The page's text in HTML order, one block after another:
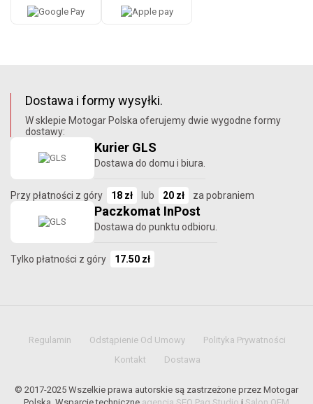
Dostawa i formy wysyłki.
W sklepie Motogar Polska oferujemy dwie wygodne formy
dostawy:
Kurier GLS
Dostawa do domu i biura.
Przy płatności z góry 18 zł lub 20 zł za pobraniem
Paczkomat InPost
Dostawa do punktu odbioru.
Tylko płatności z góry 17.50 zł
Regulamin Odstąpienie Od Umowy
Polityka Prywatności
Kontakt
Dostawa
© 2017-2025 Wszelkie prawa autorskie są zastrzeżone przez Motogar